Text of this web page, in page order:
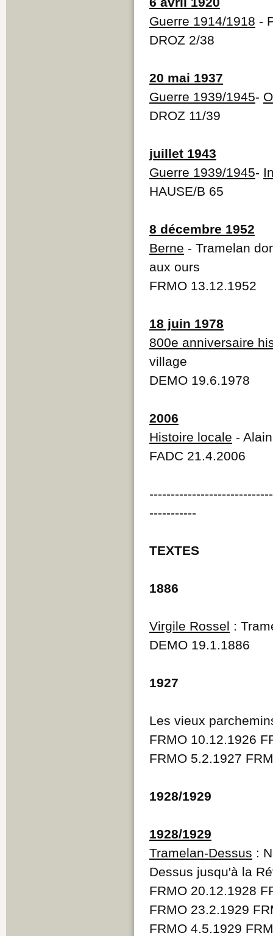
Guerre 1914/1918 -
DROZ 2/38
20 mai 1937
Guerre 1939/1945-
DROZ 11/39
juillet 1943
Guerre 1939/1945-
HAUSE/B 65
8 décembre 1952
Berne - Tramelan
aux ours
FRMO 13.12.1952
18 juin 1978
800e anniversaire
village
DEMO 19.6.1978
2006
Histoire locale -
FADC 21.4.2006
-----------
TEXTES
1886
Virgile Rossel :
DEMO 19.1.1886
1927
Les vieux
FRMO 10.12.1926
FRMO 5.2.1927
1928/1929
1928/1929
Tramelan-Dessus :
Dessus jusqu'à la
FRMO 20.12.1928
FRMO 23.2.1929
FRMO 4.5.1929